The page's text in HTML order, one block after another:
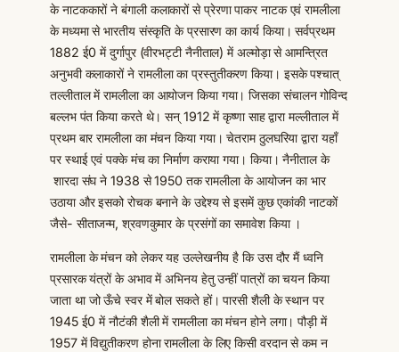
के नाटककारों ने बंगाली कलाकारों से प्रेरणा पाकर नाटक एवं रामलीला
के मध्यमा से भारतीय संस्कृति के प्रसारण का कार्य किया। सर्वप्रथम
1882 ई0 में दुर्गापुर (वीरभट्टी नैनीताल) में अल्मोड़ा से आमन्त्रित
अनुभवी कलाकारों ने रामलीला का प्रस्तुतीकरण किया। इसके पश्चात्
तल्लीताल में रामलीला का आयोजन किया गया। जिसका संचालन गोविन्द
बल्लभ पंत किया करते थे। सन् 1912 में कृष्णा साह द्वारा मल्लीताल में
प्रथम बार रामलीला का मंचन किया गया। चेतराम ठुलघरिया द्वारा यहाँ
पर स्थाई एवं पक्के मंच का निर्माण कराया गया। किया। नैनीताल के
शारदा संघ ने 1938 से 1950 तक रामलीला के आयोजन का भार
उठाया और इसको रोचक बनाने के उद्देश्य से इसमें कुछ एकांकी नाटकों
जैसे- सीताजन्म, श्रवणकुमार के प्रसंगों का समावेश किया ।
रामलीला के मंचन को लेकर यह उल्लेखनीय है कि उस दौर मैं ध्वनि
प्रसारक यंत्रों के अभाव में अभिनय हेतु उन्हीं पात्रों का चयन किया
जाता था जो ऊँचे स्वर में बोल सकते हों। पारसी शैली के स्थान पर
1945 ई0 में नौटंकी शैली में रामलीला का मंचन होने लगा। पौड़ी में
1957 में विद्युतीकरण होना रामलीला के लिए किसी वरदान से कम न